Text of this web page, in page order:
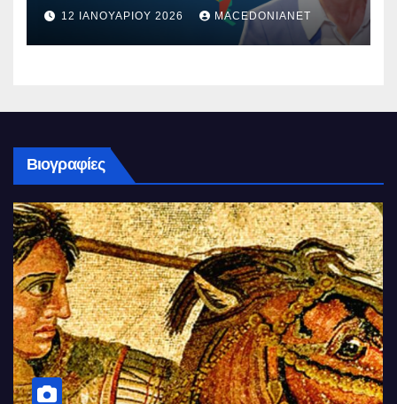
12 ΙΑΝΟΥΑΡΊΟΥ 2026 MACEDONIANET
Βιογραφίες